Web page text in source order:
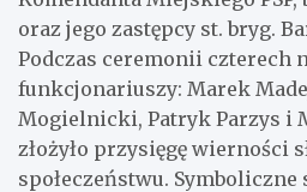
oraz jego zastępcy st. bryg.
Podczas ceremonii czterech
funkcjonariuszy: Marek
Mogielnicki, Patryk Parzys i
złożyło przysięgę wierności
społeczeństwu. Symboliczne